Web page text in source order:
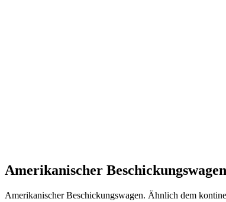
Amerikanischer Beschickungswagen
Amerikanischer Beschickungswagen. Ähnlich dem